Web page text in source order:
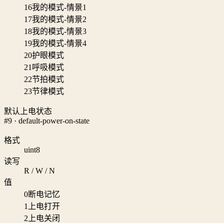
16我的模式-情景1
17我的模式-情景2
18我的模式-情景3
19我的模式-情景4
20护眼模式
21 呼吸模式
22节拍模式
23节律模式
默认上电状态
#9 · default-power-on-state
格式
uint8
读写
R / W / N
值
0断电记忆
1
上电打开
2 上电关闭